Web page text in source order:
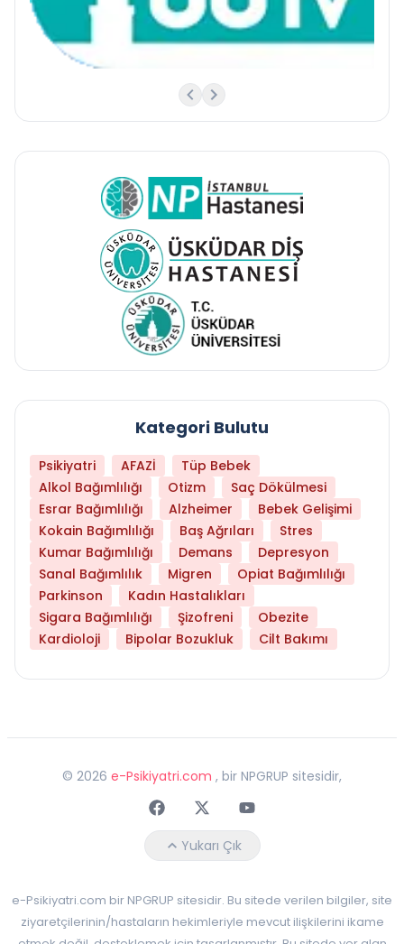
Kategori Bulutu
Psikiyatri AFAZİ
Tüp Bebek
Alkol Bağımlılığı
Otizm
Saç Dökülmesi
Esrar Bağımlılığı
Alzheimer
Bebek Gelişimi
Kokain Bağımlılığı
Baş Ağrıları
Stres
Kumar Bağımlılığı
Demans
Depresyon
Sanal Bağımlılık
Migren
Opiat Bağımlılığı
Parkinson
Kadın Hastalıkları
Sigara Bağımlılığı
Şizofreni
Obezite
Kardioloji
Bipolar Bozukluk Cilt Bakımı
© 2026 e-Psikiyatri.com , bir NPGRUP sitesidir,
FaceebokTwitterYoutube
Yukarı Çık
e-Psikiyatri.com bir NPGRUP sitesidir. Bu sitede verilen bilgiler, site
ziyaretçilerinin/hastaların hekimleriyle mevcut ilişkilerini ikame